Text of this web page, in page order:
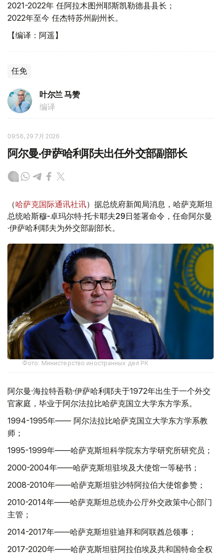
2021-2022年 任阿拉木图州耶斯凯勒德县县长；
2022年至今 任杰特苏州副州长。
【编译：阿遥】
任免
叶尔兰 马赞
编译
09:56, 29 7月 2026
阿尔曼·伊萨哈利耶夫出任外交部副部长
（哈萨克国际通讯社讯）据总统府新闻局消息，哈萨克斯坦
总统哈斯穆-卓玛尔特·托卡耶夫29日签署命令，任命阿尔曼
·伊萨哈利耶夫为外交部副部长。
Фото: Министерство иностранных дел РК
阿尔曼·海拉特吾勒·伊萨哈利耶夫于1972年出生于一个外交
官家庭，毕业于阿尔法拉比哈萨克国立大学东方学系。
1994-1995年—— 阿尔法拉比哈萨克国立大学东方学系教
师；
1995-1999年——哈萨克斯坦科学院东方学研究所研究员；
2000-2004年——哈萨克斯坦驻埃及大使馆一等秘书；
2008-2010年——哈萨克斯坦驻沙特阿拉伯大使馆参赞；
2010-2014年——哈萨克斯坦总统办公厅外交政策中心部门
主管；
2014-2017年——哈萨克斯坦驻迪拜和阿联酋总领事；
2017-2020年——哈萨克斯坦驻阿拉伯埃及共和国特命全权